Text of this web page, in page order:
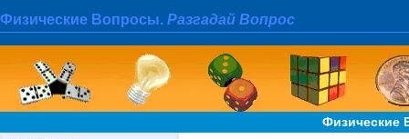
Физические Вопросы. Разгадай Вопрос
Физические